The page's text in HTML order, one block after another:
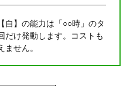
自】の能力は「○○時」のタ
だけ発動します。コストも
ません。